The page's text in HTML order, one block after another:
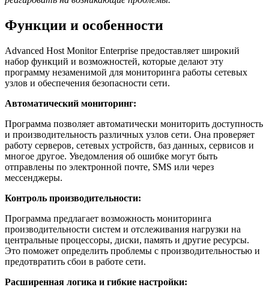
Функции и особенности
Advanced Host Monitor Enterprise предоставляет широкий
набор функций и возможностей, которые делают эту
программу незаменимой для мониторинга работы сетевых
узлов и обеспечения безопасности сети.
Автоматический мониторинг:
Программа позволяет автоматически мониторить доступность
и производительность различных узлов сети. Она проверяет
работу серверов, сетевых устройств, баз данных, сервисов и
многое другое. Уведомления об ошибке могут быть
отправлены по электронной почте, SMS или через
мессенджеры.
Контроль производительности:
Программа предлагает возможность мониторинга
производительности систем и отслеживания нагрузки на
центральные процессоры, диски, память и другие ресурсы.
Это поможет определить проблемы с производительностью и
предотвратить сбои в работе сети.
Расширенная логика и гибкие настройки: